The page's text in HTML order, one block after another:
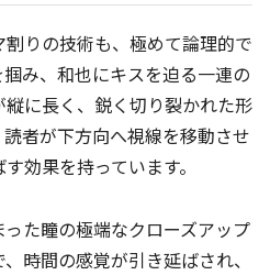
りの技術も、極めて論理的で
み、和也にキスを迫る一連の
に長く、鋭く切り裂かれた形
者が下方向へ視線を移動させ
効果を持っています。
た瞳の極端なクローズアップ
時間の感覚が引き延ばされ、